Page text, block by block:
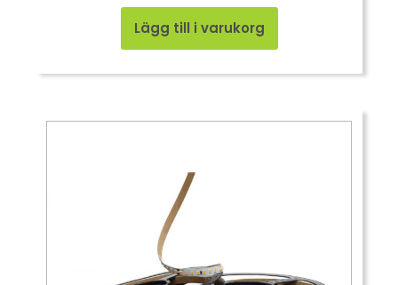
Lägg till i varukorg